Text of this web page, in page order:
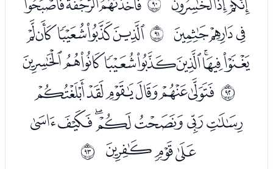
ﮨﮩﮪ ﱚﮬﮭﮮﮯﮰ
ﮱﯓﯔﯕﯖﯗﯘﯙﯚ
ﱛ ﯜﯝﯞﯟﯠﯡ
ﯢﯣﯤﯥﯦﯧﯨ
ﯩﯪﯫ ﱜ